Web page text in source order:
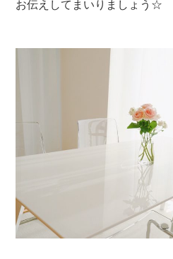
お伝えしてまいりましょう☆